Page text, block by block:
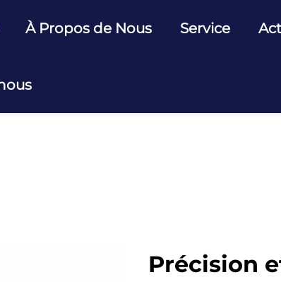
À Propos de Nous Service
Précision